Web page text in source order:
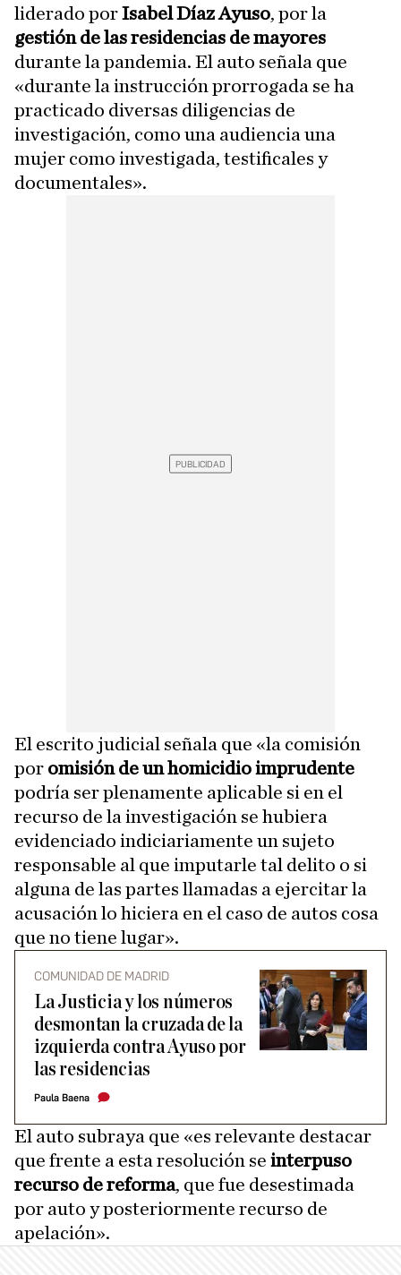
liderado porIsabel Díaz Ayuso, por la
gestión de las residencias de mayores
durante la pandemia. El auto señala que
«durante la instrucción prorrogada se ha
practicado diversas diligencias de
investigación, como una audiencia una
mujer como investigada, testificales y
documentales».
El escrito judicial señala que «la comisión
por omisión de un homicidio imprudente
podría ser plenamente aplicable si en el
recurso de la investigación se hubiera
evidenciado indiciariamente un sujeto
responsable al que imputarle tal delito o si
alguna de las partes llamadas a ejercitar la
acusación lo hiciera en el caso de autos cosa
que no tiene lugar».
COMUNIDAD DE MADRID
La Justicia y los números
desmontan la cruzada de la
izquierda contra Ayuso por
las residencias
Paula Baena
El auto subraya que «es relevante destacar
que frente a esta resolución se interpuso
recurso de reforma, que fue desestimada
por auto y posteriormente recurso de
apelación».